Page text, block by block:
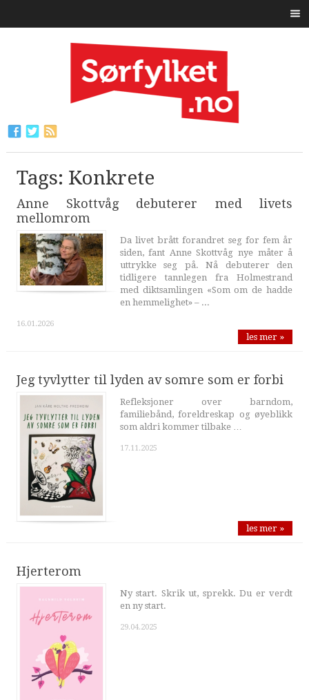
Tags: Konkrete
Anne Skottvåg debuterer med livets
mellomrom
Da livet brått forandret seg for fem år
siden, fant Anne Skottvåg nye måter å
uttrykke seg på. Nå debuterer den
tidligere tannlegen fra Holmestrand
med diktsamlingen «Som om de hadde
en hemmelighet» – ...
16.01.2026
les mer »
Jeg tyvlytter til lyden av somre som er forbi
Refleksjoner over barndom,
familiebånd, foreldreskap og øyeblikk
som aldri kommer tilbake …
17.11.2025
les mer »
Hjerterom
Ny start. Skrik ut, sprekk. Du er verdt
en ny start.
29.04.2025